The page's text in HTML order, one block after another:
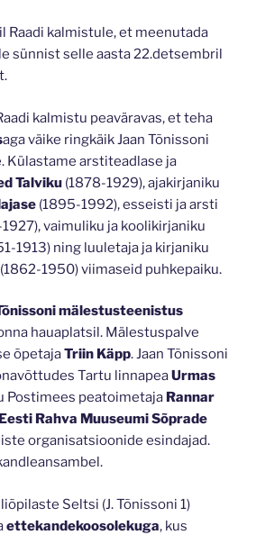
Raadi kalmistule, et meenutada
sünnist selle aasta 22.detsembril
kalmistu peaväravas, et teha
aga väike ringkäik Jaan Tõnissoni
Külastame arstiteadlase ja
Talviku (1878-1929), ajakirjaniku
(1895-1992), esseisti ja arsti
vaimuliku ja koolikirjaniku
1913) ning luuletaja ja kirjaniku
(1862-1950) viimaseid puhkepaiku.
mälestusteenistus
hauaplatsil. Mälestuspalve
õpetajaTriin Käpp. Jaan Tõnissoni
Tartu linnapeaUrmas
Postimees peatoimetaja Rannar
Eesti Rahva Muuseumi Sõprade
organisatsioonide esindajad.
Seltsi (J. Tõnissoni 1)
ettekandekoosolekuga, kus